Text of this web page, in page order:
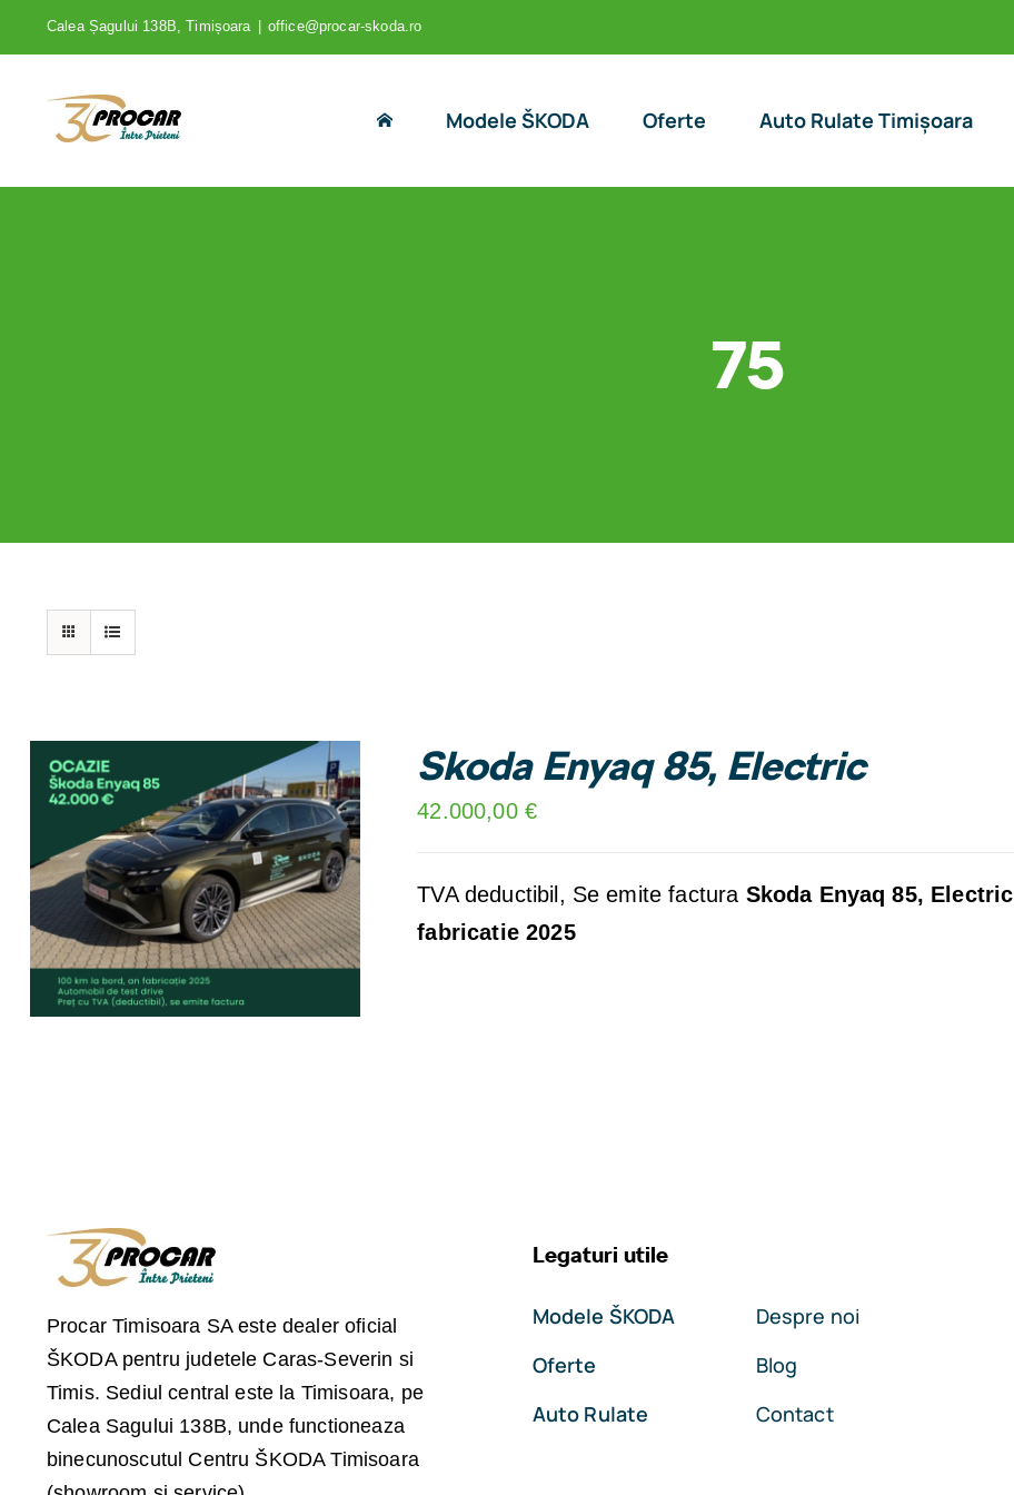
to
content
Calea Șagului 138B, Timișoara office@procar-skoda.ro
Modele ŠKODA Oferte Auto Rulate Timișoara
75
DETAILS
Skoda Enyaq 85, Electric
42.000,00 €
TVA deductibil, Se emite factura Skoda Enyaq 85, Electric
fabricatie 2025
Procar Timisoara SA este dealer oficial
ŠKODA pentru judetele Caras-Severin si
Timis. Sediul central este la Timisoara, pe
Calea Sagului 138B, unde functioneaza
binecunoscutul Centru ŠKODA Timisoara
Legaturi utile
Modele ŠKODA
Oferte
Auto Rulate
Despre noi
Blog
Contact